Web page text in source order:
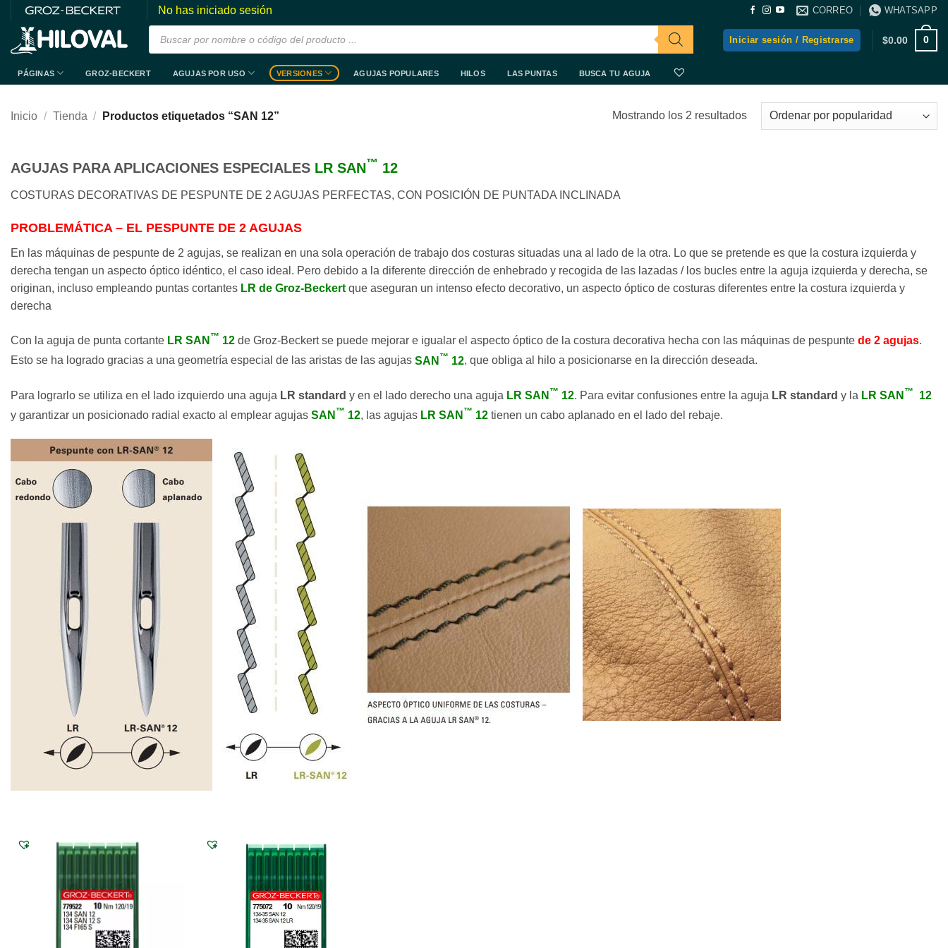
Saltar
contenido
No has iniciado sesión CORREO WHATSAPP
Búsqueda
Iniciar sesión / Registrarse $0.00 0
PÁGINAS GROZ-BECKERT AGUJAS POR USO VERSIONES AGUJAS POPULARES HILOS LAS PUNTAS BUSCA TU AGUJA
Inicio / Tienda / Productos etiquetados “SAN 12” Mostrando los 2 resultadosOrdenado
por
AGUJAS PARA APLICACIONES ESPECIALES LR SAN™ 12
COSTURAS DECORATIVAS DE PESPUNTE DE 2 AGUJAS PERFECTAS, CON POSICIÓN DE PUNTADA INCLINADA
PROBLEMÁTICA – EL PESPUNTE DE 2 AGUJAS
En las máquinas de pespunte de 2 agujas, se realizan en una sola operación de trabajo dos costuras situadas una al lado de la otra. Lo que se pretende es que la costura izquierda y
derecha tengan un aspecto óptico idéntico, el caso ideal. Pero debido a la diferente dirección de enhebrado y recogida de las lazadas / los bucles entre la aguja izquierda y derecha, se
originan, incluso empleando puntas cortantes LR de Groz-Beckert que aseguran un intenso efecto decorativo, un aspecto óptico de costuras diferentes entre la costura izquierda y
derecha
Con la aguja de punta cortante LR SAN ™ 12 de Groz-Beckert se puede mejorar e igualar el aspecto óptico de la costura decorativa hecha con las máquinas de pespunte de 2 agujas.
Esto se ha logrado gracias a una geometría especial de las aristas de las agujas SAN ™ 12, que obliga al hilo a posicionarse en la dirección deseada.
Para lograrlo se utiliza en el lado izquierdo una aguja LR standard y en el lado derecho una aguja LR SAN ™ 12. Para evitar confusiones entre la aguja LR standard y la LR SAN ™
12
y garantizar un posicionado radial exacto al emplear agujas SAN ™ 12, las agujas LR SAN ™ 12 tienen un cabo aplanado en el lado del rebaje.